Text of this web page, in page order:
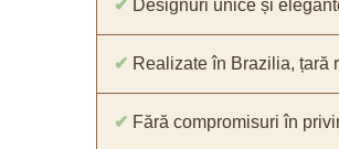
✔ Designuri unice și
✔ Realizate în Brazilia, țară
✔ Fără compromisuri în